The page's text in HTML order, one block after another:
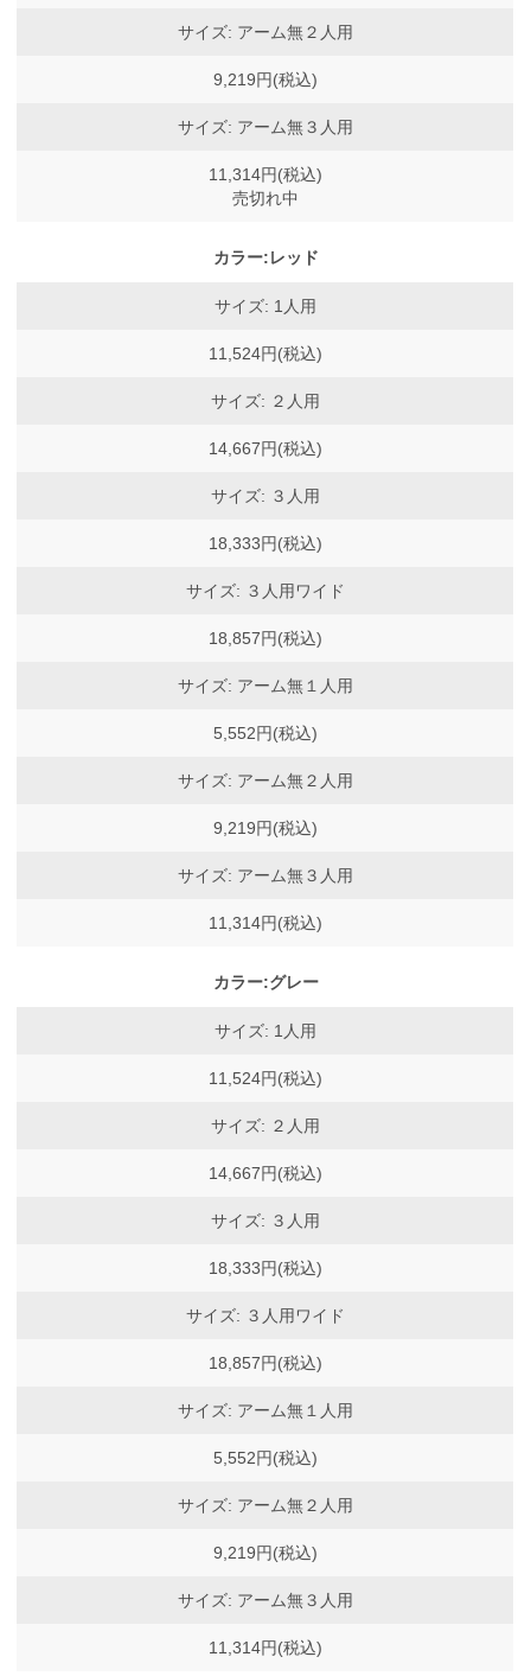
サイズ: アーム無２人用
9,219円(税込)
サイズ: アーム無３人用
11,314円(税込)
売切れ中
カラー:レッド
サイズ: 1人用
11,524円(税込)
サイズ: ２人用
14,667円(税込)
サイズ: ３人用
18,333円(税込)
サイズ: ３人用ワイド
18,857円(税込)
サイズ: アーム無１人用
5,552円(税込)
サイズ: アーム無２人用
9,219円(税込)
サイズ: アーム無３人用
11,314円(税込)
カラー:グレー
サイズ: 1人用
11,524円(税込)
サイズ: ２人用
14,667円(税込)
サイズ: ３人用
18,333円(税込)
サイズ: ３人用ワイド
18,857円(税込)
サイズ: アーム無１人用
5,552円(税込)
サイズ: アーム無２人用
9,219円(税込)
サイズ: アーム無３人用
11,314円(税込)